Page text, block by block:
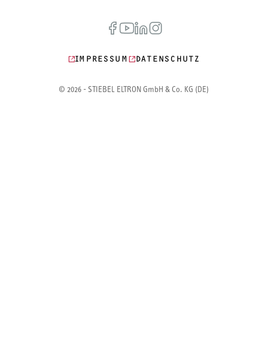
IMPRESSUM DATENSCHUTZ
© 2026 - STIEBEL ELTRON GmbH & Co. KG (DE)